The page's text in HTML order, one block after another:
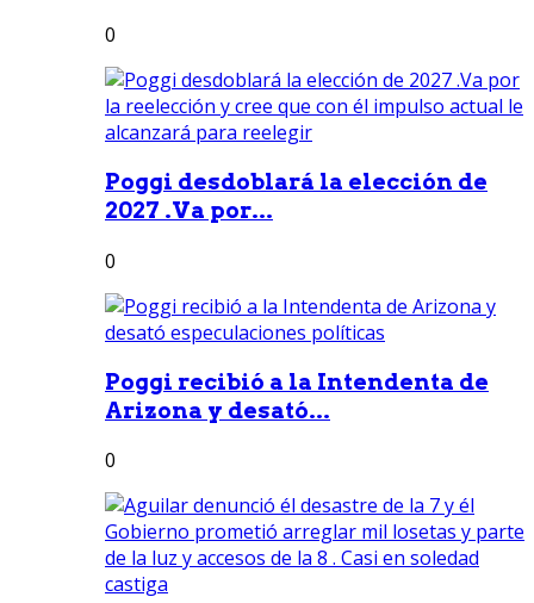
0
Poggi desdoblará la elección de
2027 .Va por...
0
Poggi recibió a la Intendenta de
Arizona y desató...
0